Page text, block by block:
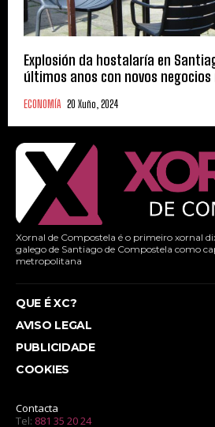
Explosión da hostalaría en
últimos anos con novos
ECONOMÍA 20 Xuño, 2024
Xornal de Compostela é o primeiro xornal
galego de Santiago de Compostela como
metropolitana
QUE É XC?
AVISO LEGAL
PUBLICIDADE
COOKIES
Contacta
Tel: 881 35 20 24